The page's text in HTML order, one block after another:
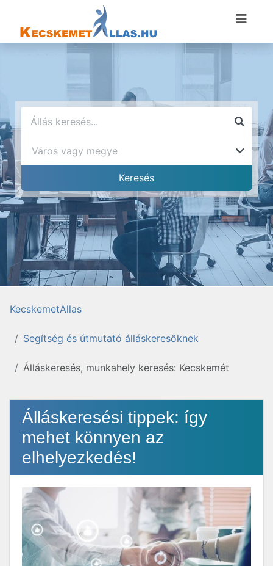
KecskemetAllas
Segítség és útmutató álláskeresőknek
Álláskeresés, munkahely keresés: Kecskemét
Álláskeresési tippek: így
mehet könnyen az
elhelyezkedés!